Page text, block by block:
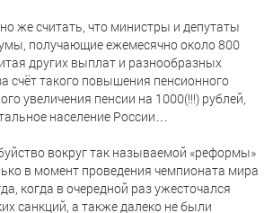
же считать, что министры и депутаты
получающие ежемесячно около 800
других выплат и разнообразных
счёт такого повышения пенсионного
увеличения пенсии на 1000(!!!) рублей,
население России…
вокруг так называемой «реформы»
в момент проведения чемпионата мира
когда в очередной раз ужесточался
санкций, а также далеко не были